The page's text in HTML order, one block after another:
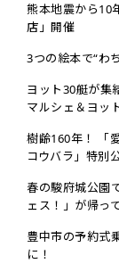
熊本地震から10
店」開催
3つの絵本で“わ
ヨット30艇が集
マルシェ＆ヨッ
樹齢160年！ 「
コウバラ」特別
春の駿府城公園
ェス！」が帰っ
豊中市の予約式
に！